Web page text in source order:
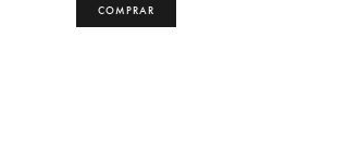
COMPRAR